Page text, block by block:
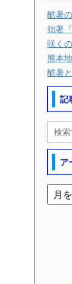
酷暑
拙著
咲く
熊本
酷暑
記
ア